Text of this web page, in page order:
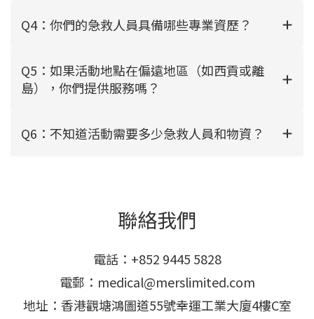
Q4：你們的急救人員具備哪些專業資歷？
Q5：如果活動地點在偏遠地區（如西貢或離
島），你們提供服務嗎？
Q6：不知道活動需要多少急救人員和物資？
聯絡我們
電話：+852 9445 5828
電郵：medical@merslimited.com
地址：香港觀塘鴻圖道55號幸運工業大廈4樓C室